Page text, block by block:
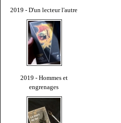
2019 - D'un lecteur l'autre
2019 - Hommes et
engrenages